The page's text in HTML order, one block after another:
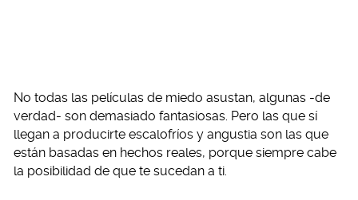
No todas las películas de miedo asustan, algunas -de
verdad- son demasiado fantasiosas. Pero las que sí
llegan a producirte escalofríos y angustia son las que
están basadas en hechos reales, porque siempre cabe
la posibilidad de que te sucedan a ti.